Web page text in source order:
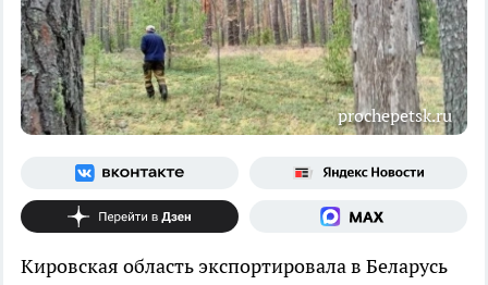
prochepetsk.ru
Кировская область экспортировала в Беларусь